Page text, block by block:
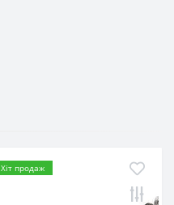
Хіт продаж